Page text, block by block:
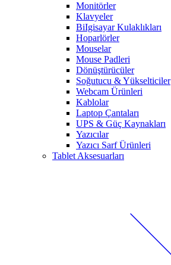
Monitörler
Klavyeler
BiIgisayar Kulaklıkları
Hoparlörler
Mouselar
Mouse Padleri
Dönüştürücüler
Soğutucu & Yükselticiler
Webcam Ürünleri
Kablolar
Laptop Çantaları
UPS & Güç Kaynakları
Yazıcılar
Yazıcı Sarf Ürünleri
Tablet Aksesuarları